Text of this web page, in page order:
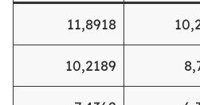
11,8918
10,2189